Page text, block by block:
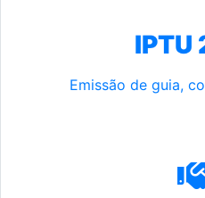
IPTU
Emissão de guia,